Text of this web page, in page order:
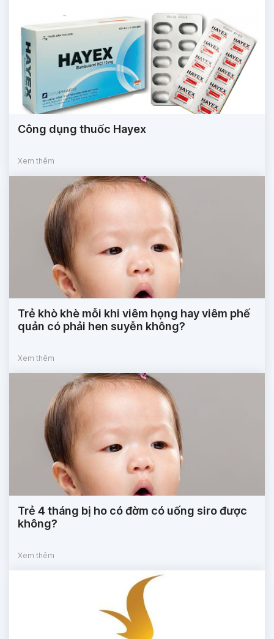
Công dụng thuốc Hayex
Xem thêm
Trẻ khò khè mỗi khi viêm họng hay viêm phế
quản có phải hen suyễn không?
Xem thêm
Trẻ 4 tháng bị ho có đờm có uống siro được
không?
Xem thêm